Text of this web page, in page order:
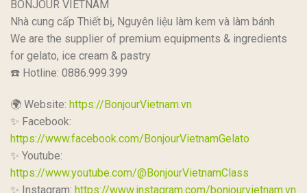
BONJOUR VIETNAM
Nhà cung cấp Thiết bị, Nguyên liệu làm kem và làm bánh
We are the supplier of premium equipments & ingredients
for gelato, ice cream & pastry
☎️ Hotline: 0886.999.399
🌍 Website: https://BonjourVietnam.vn
✨ Facebook:
https://www.facebook.com/BonjourVietnamGelato
✨ Youtube:
https://www.youtube.com/@BonjourVietnamClass
✨ Instagram: https://www.instagram.com/bonjourvietnam.vn